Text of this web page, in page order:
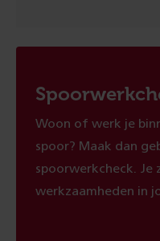
Woon of werk je
spoor? Maak dan
spoorwerkcheck.
werkzaamheden in